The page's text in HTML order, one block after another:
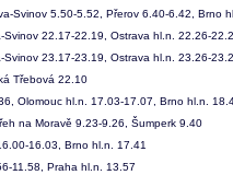
Svinov 5.50-5.52, Přerov 6.40-6.42, Brno
22.17-22.19, Ostrava hl.n. 22.26-
23.17-23.19, Ostrava hl.n. 23.26-
Třebová 22.10
Olomouc hl.n. 17.03-17.07, Brno hl.n.
na Moravě 9.23-9.26, Šumperk 9.40
16.03, Brno hl.n. 17.41
11.58, Praha hl.n. 13.57